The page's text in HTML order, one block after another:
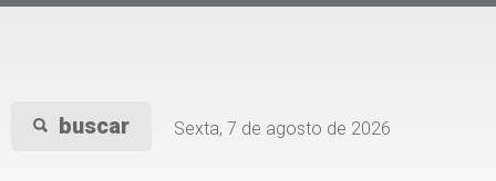
buscar Sexta, 7 de agosto de 2026